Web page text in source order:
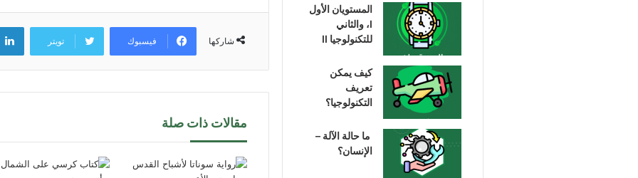
شاركها فيسبوك تويتر
مقالات ذات صلة
المستويان الأول
I، والثاني
للتكنولوجيا II
كيف يمكن
تعريف
التكنولوجيا؟
ما حالة الآلة –
الإنسان؟